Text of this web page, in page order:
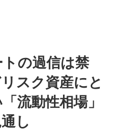
の過信は禁
スク資産にと
流動性相場」
し